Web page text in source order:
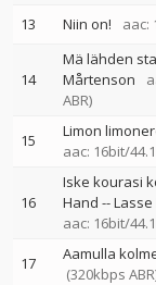
13 Niin on! aac:
14
Mä lähden
Mårtenson
ABR)
15
Limon
aac: 16bit/
16
Iske kourasi
Hand --
aac: 16bit/
17 Aamulla
(320kbps